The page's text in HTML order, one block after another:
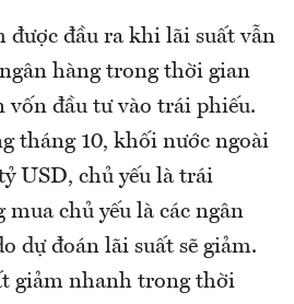
được đầu ra khi lãi suất vẫn
hàng trong thời gian
vốn đầu tư vào trái phiếu.
tháng 10, khối nước ngoài
USD, chủ yếu là trái
chủ yếu là các ngân
dự đoán lãi suất sẽ giảm.
giảm nhanh trong thời